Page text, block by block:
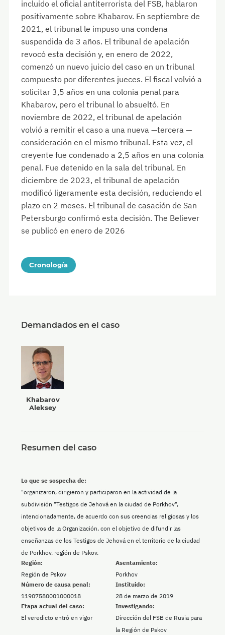
incluido el oficial antiterrorista del FSB, hablaron
positivamente sobre Khabarov. En septiembre de
2021, el tribunal le impuso una condena
suspendida de 3 años. El tribunal de apelación
revocó esta decisión y, en enero de 2022,
comenzó un nuevo juicio del caso en un tribunal
compuesto por diferentes jueces. El fiscal volvió a
solicitar 3,5 años en una colonia penal para
Khabarov, pero el tribunal lo absueltó. En
noviembre de 2022, el tribunal de apelación
volvió a remitir el caso a una nueva —tercera —
consideración en el mismo tribunal. Esta vez, el
creyente fue condenado a 2,5 años en una colonia
penal. Fue detenido en la sala del tribunal. En
diciembre de 2023, el tribunal de apelación
modificó ligeramente esta decisión, reduciendo el
plazo en 2 meses. El tribunal de casación de San
Petersburgo confirmó esta decisión. The Believer
se publicó en enero de 2026
Cronología
Demandados en el caso
Khabarov
Aleksey
Resumen del caso
Región:
Región de Pskov
Asentamiento:
Porkhov
Lo que se sospecha de:
"organizaron, dirigieron y participaron en la actividad de la
subdivisión "Testigos de Jehová en la ciudad de Porkhov",
intencionadamente, de acuerdo con sus creencias religiosas y los
objetivos de la Organización, con el objetivo de difundir las
enseñanzas de los Testigos de Jehová en el territorio de la ciudad
de Porkhov, región de Pskov.
Número de causa penal:
11907580001000018
Instituido:
28 de marzo de 2019
Etapa actual del caso:
El veredicto entró en vigor
Investigando:
Dirección del FSB de Rusia para
la Región de Pskov